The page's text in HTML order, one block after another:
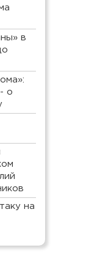
в
о
на